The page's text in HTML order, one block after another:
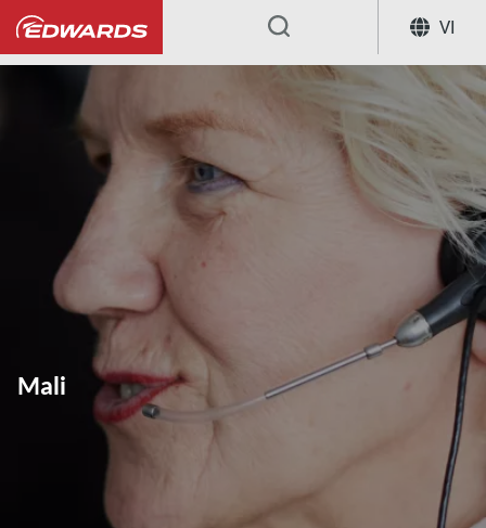
VI
...
Mali